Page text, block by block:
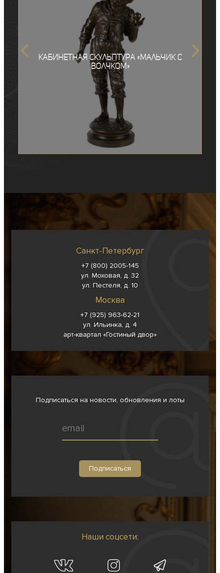
Кабинетная скульптура «Мальчик с
волчком»
Санкт-Петербург
+7 (800) 2005-145
ул. Моховая, д. 32
ул. Пестеля, д. 10
Москва
+7 (925) 963-62-21
ул. Ильинка, д. 4
арт-квартал «Гостиный двор»
Подписаться на новости, обновления и лоты
Наши соцсети: